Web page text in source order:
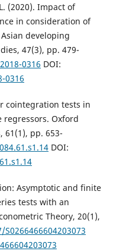
(2020). Impact of
in consideration of
developing
47(3), pp. 479-
0316 DOI:
0316
cointegration tests in
Oxford
61(1), pp. 653-
DOI:
Asymptotic and finite
tests with an
Theory, 20(1),